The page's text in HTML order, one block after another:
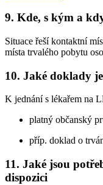
9. Kde, s kým a
Situace řeší kontaktní
místa trvalého pobytu
10. Jaké doklady
K jednání s lékařem na
platný občanský
příp. doklad o
11. Jaké jsou
dispozici